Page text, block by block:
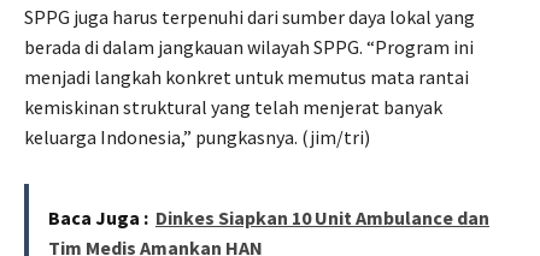
SPPG juga harus terpenuhi dari sumber daya lokal yang
berada di dalam jangkauan wilayah SPPG. “Program ini
menjadi langkah konkret untuk memutus mata rantai
kemiskinan struktural yang telah menjerat banyak
keluarga Indonesia,” pungkasnya. (jim/tri)
Baca Juga : Dinkes Siapkan 10 Unit Ambulance dan
Tim Medis Amankan HAN